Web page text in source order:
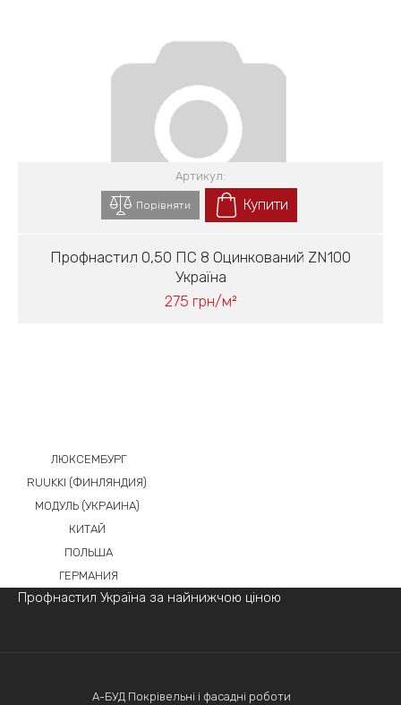
Профнастил 0,50 ПС 8 Оцинкований ZN100
Україна
275 грн/м²
Артикул:
Порівняти Купити
ЛЮКСЕМБУРГ
RUUKKI (ФИНЛЯНДИЯ)
МОДУЛЬ (УКРАИНА)
КИТАЙ
ПОЛЬША
ГЕРМАНИЯ
Профнастил Україна за найнижчою ціною
А-БУД Покрівельні і фасадні роботи